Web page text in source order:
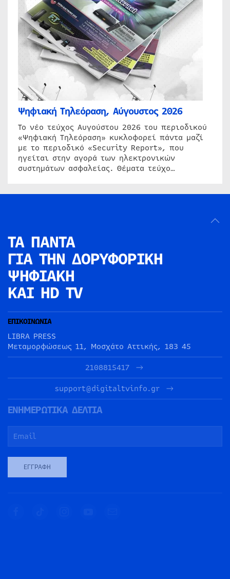
Ψηφιακή Τηλεόραση, Αύγουστος 2026
Το νέο τεύχος Αυγούστου 2026 του περιοδικού
«Ψηφιακή Τηλεόραση» κυκλοφορεί πάντα μαζί
με το περιοδικό «Security Report», που
ηγείται στην αγορά των ηλεκτρονικών
συστημάτων ασφαλείας. Θέματα τεύχο…
ΤΑ ΠΑΝΤΑ
ΓΙΑ ΤΗΝ ΔΟΡΥΦΟΡΙΚΗ
ΨΗΦΙΑΚΗ
ΚΑΙ HD TV
ΕΠΙΚΟΙΝΩΝΙΑ
LIBRA PRESS
Μεταμορφώσεως 11, Μοσχάτο Αττικής, 183 45
2108815417
support@digitaltvinfo.gr
ΕΝΗΜΕΡΩΤΙΚΑ ΔΕΛΤΙΑ
ΕΓΓΡΑΦΉ